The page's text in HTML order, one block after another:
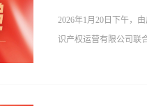
妆品科技股份有限公司
四）下午14:30-16:30地
2026年1月20日下午，
识产权运营有限公司联